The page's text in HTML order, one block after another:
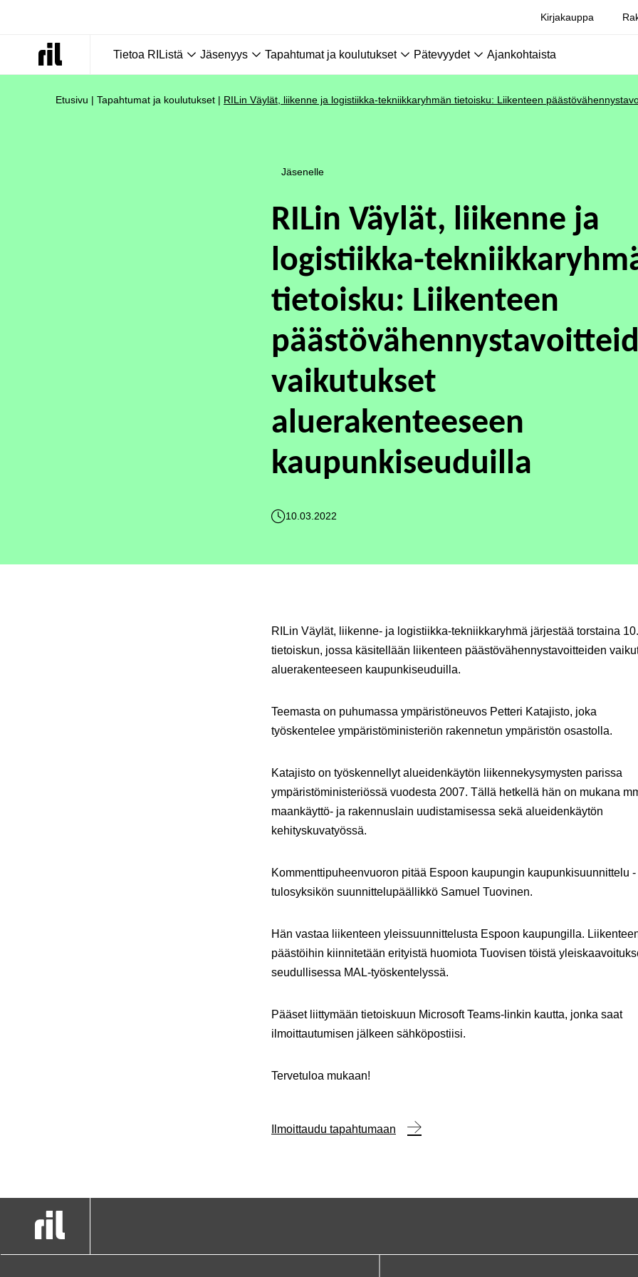
Kirjakauppa
Tietoa RIListä Jäsenyys Tapahtumat ja koulutukset Pätevyydet Ajankohtaista
Etusivu | Tapahtumat ja koulutukset | RILin Väylät, liikenne ja logistiikka-tekniikkaryhmän tietoisku: Liikenteen
Jäsenelle
RILin Väylät, liikenne ja
logistiikka-
tietoisku: Liikenteen
vaikutukset
aluerakenteeseen
kaupunkiseuduilla
10.03.2022
RILin Väylät, liikenne- ja logistiikka-tekniikkaryhmä järjestää torstaina
tietoiskun, jossa käsitellään liikenteen päästövähennystavoitteiden
aluerakenteeseen kaupunkiseuduilla.
Teemasta on puhumassa ympäristöneuvos Petteri Katajisto, joka
työskentelee ympäristöministeriön rakennetun ympäristön osastolla.
Katajisto on työskennellyt alueidenkäytön liikennekysymysten parissa
ympäristöministeriössä vuodesta 2007. Tällä hetkellä hän on mukana
maankäyttö- ja rakennuslain uudistamisessa sekä alueidenkäytön
kehityskuvatyössä.
Kommenttipuheenvuoron pitää Espoon kaupungin kaupunkisuunnittelu -
tulosyksikön suunnittelupäällikkö Samuel Tuovinen.
Hän vastaa liikenteen yleissuunnittelusta Espoon kaupungilla.
päästöihin kiinnitetään erityistä huomiota Tuovisen töistä
seudullisessa MAL-työskentelyssä.
Pääset liittymään tietoiskuun Microsoft Teams-linkin kautta, jonka saat
ilmoittautumisen jälkeen sähköpostiisi.
Tervetuloa mukaan!
Ilmoittaudu tapahtumaan